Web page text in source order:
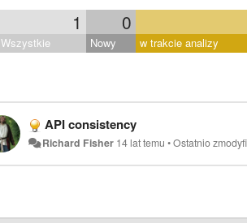
1 0
Wszystkie Nowy w trakcie analizy
API consistency
Richard Fisher 14 lat temu •Ostatnio